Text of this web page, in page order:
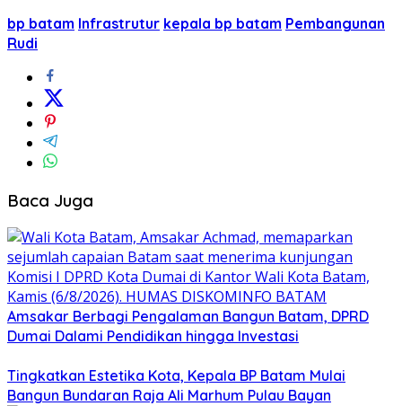
bp batam Infrastrutur kepala bp batam Pembangunan
Rudi
Baca Juga
Amsakar Berbagi Pengalaman Bangun Batam, DPRD
Dumai Dalami Pendidikan hingga Investasi
Tingkatkan Estetika Kota, Kepala BP Batam Mulai
Bangun Bundaran Raja Ali Marhum Pulau Bayan